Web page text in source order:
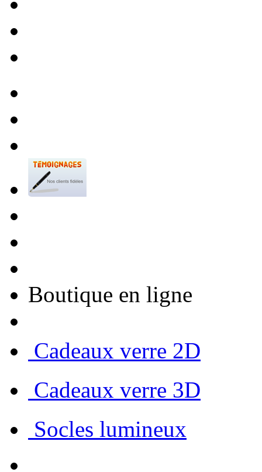
Boutique en ligne
 Cadeaux verre 2D
 Cadeaux verre 3D
 Socles lumineux